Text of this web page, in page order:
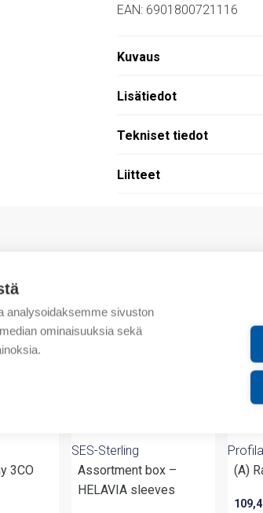
analysoidaksemme sivuston
ominaisuuksia sekä
EAN: 6901800721116
Kuvaus
Lisätiedot
Tekniset tiedot
Liitteet
3CO
SES-Sterling
Assortment box –
HELAVIA sleeves
(A)